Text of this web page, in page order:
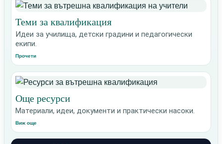
Теми за квалификация
Идеи за училища, детски градини и педагогически
екипи.
Прочети
Още ресурси
Материали, идеи, документи и практически насоки.
Виж още